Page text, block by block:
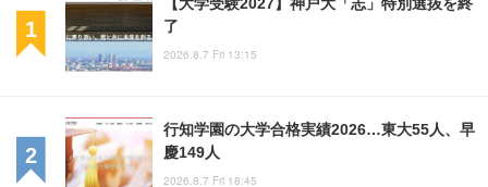
了
2026.8.7 Fri 13:15
行知学園の大学合格実績2026…東大55人、早
慶149人
2026.8.7 Fri 18:45